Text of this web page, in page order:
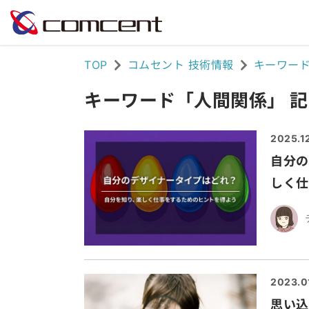
TOP コムセント 技術情報 キーワー
キーワード「人間関係」
自分
しく
思い